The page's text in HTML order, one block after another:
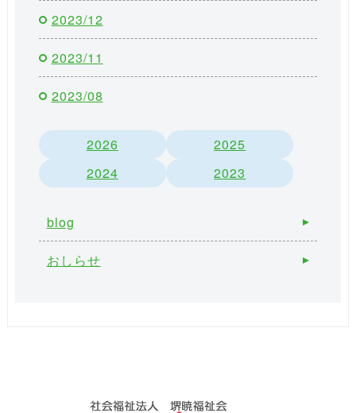
2023/12
2023/11
2023/08
2026
2025
2024
2023
blog
おしらせ